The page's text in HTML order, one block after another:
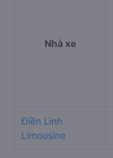
Nhà xe
Điền Linh
Limousine